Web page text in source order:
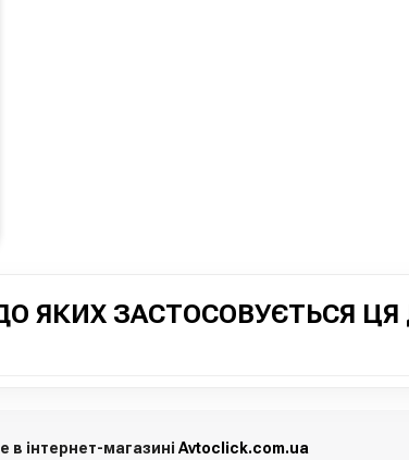
ЯКИХ ЗАСТОСОВУЄТЬСЯ ЦЯ
в інтернет-магазині Avtoclick.com.ua